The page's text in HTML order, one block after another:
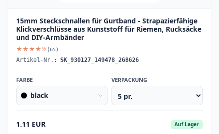
15mm Steckschnallen für Gurtband - Strapazierfähige
Klickverschlüsse aus Kunststoff für Riemen, Rucksäcke
und DIY-Armbänder
★★★★½ (65)
Artikel-Nr.: SK_930127_149478_268626
FARBE
black
VERPACKUNG
1.11 EUR Auf Lager